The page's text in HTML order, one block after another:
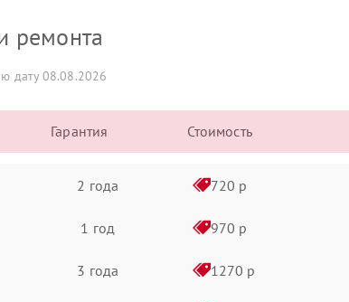
ремонта
дату 08.08.2026
Гарантия Стоимость
2 года 720 р
1 год 970 р
3 года 1270 р